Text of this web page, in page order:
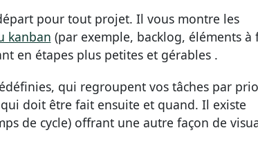
pour tout projet. Il vous montre les
kanban (par exemple, backlog, éléments à
en étapes plus petites et gérables .
qui regroupent vos tâches par
doit être fait ensuite et quand. Il existe
de cycle) offrant une autre façon de